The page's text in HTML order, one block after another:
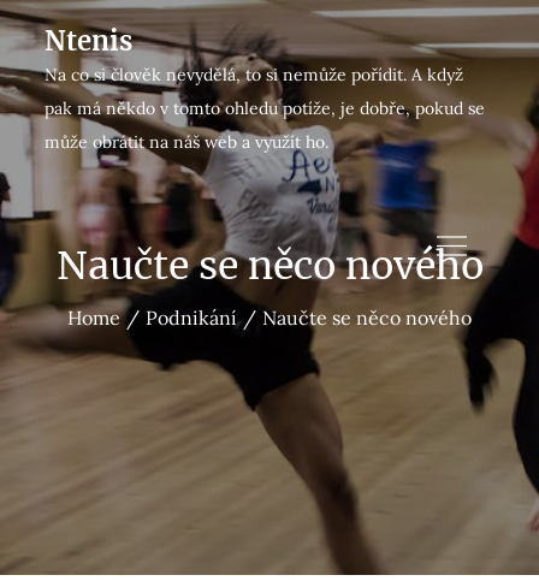
Skip
to
content
Ntenis
Na co si člověk nevydělá, to si nemůže pořídit. A když
pak má někdo v tomto ohledu potíže, je dobře, pokud se
může obrátit na náš web a využít ho.
Naučte se něco nového
Home Podnikání Naučte se něco nového